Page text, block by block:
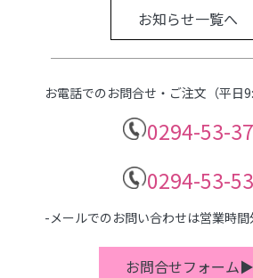
お知らせ一覧へ
お電話でのお問合せ・ご注文（平日
0294-53-
0294-53-
-メールでのお問い合わせは営業時
お問合せフォーム▶